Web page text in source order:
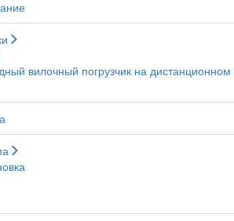
вилочный погрузчик на